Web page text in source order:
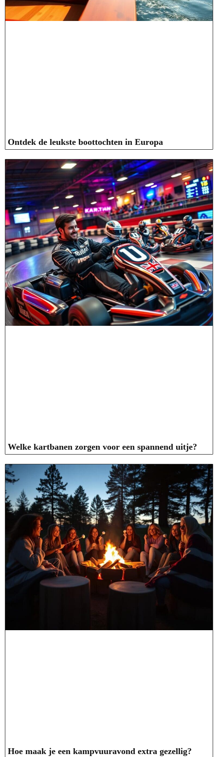
Ontdek de leukste boottochten in Europa
Welke kartbanen zorgen voor een spannend uitje?
Hoe maak je een kampvuuravond extra gezellig?